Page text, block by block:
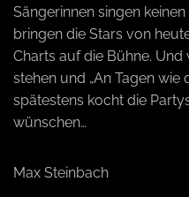
Sängerinnen singen
bringen die Stars von
Charts auf die Bühne.
stehen und „An Tagen wie
spätestens kocht die
wünschen…
Max Steinbach